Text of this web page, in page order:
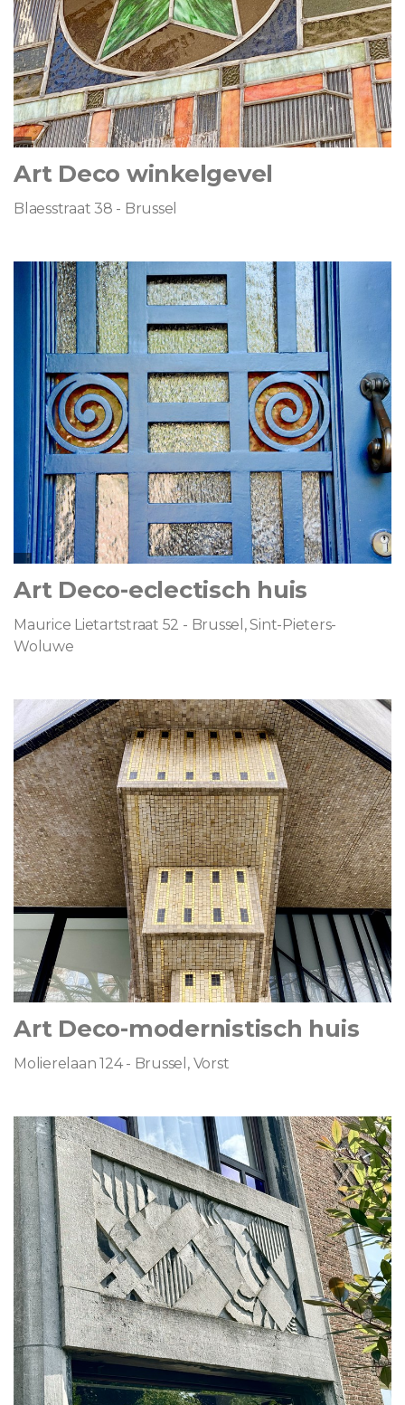
Art Deco winkelgevel
Blaesstraat 38 - Brussel
Art Deco-eclectisch huis
Maurice Lietartstraat 52 - Brussel, Sint-Pieters-
Woluwe
Art Deco-modernistisch huis
Molierelaan 124 - Brussel, Vorst